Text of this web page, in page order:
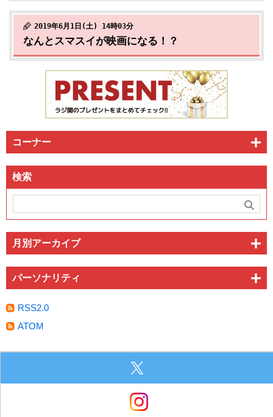
2019年6月1日(土) 14時03分
なんとスマスイが映画になる！？
コーナー
検索
月別アーカイブ
パーソナリティ
RSS2.0
ATOM